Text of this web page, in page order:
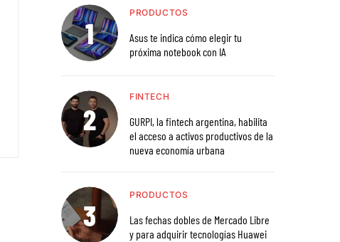
PRODUCTOS
Asus te indica cómo elegir tu
próxima notebook con IA
FINTECH
GURPI, la fintech argentina, habilita
el acceso a activos productivos de la
nueva economía urbana
PRODUCTOS
Las fechas dobles de Mercado Libre
y para adquirir tecnologías Huawei